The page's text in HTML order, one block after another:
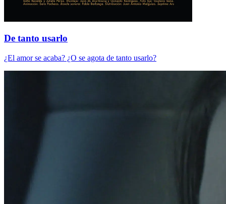
De tanto usarlo
¿El amor se acaba? ¿O se agota de tanto usarlo?